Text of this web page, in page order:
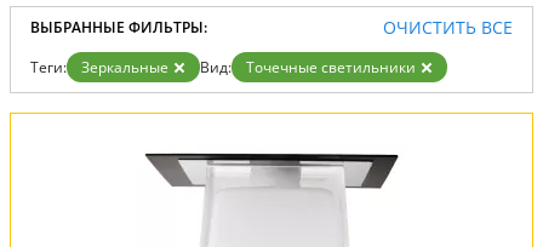
ВЫБРАННЫЕ ФИЛЬТРЫ: ОЧИСТИТЬ ВСЕ
Теги: Зеркальные Вид: Точечные светильники